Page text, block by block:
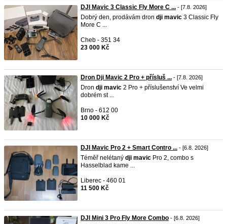
DJI Mavic 3 Classic Fly More C ... - [7.8. 2026]
Dobrý den, prodávám dron dji mavic 3 Classic Fly
More C ...
Cheb - 351 34
23 000 Kč
Dron Dji Mavic 2 Pro + přísluš ... - [7.8. 2026]
Dron dji mavic 2 Pro + příslušenství Ve velmi
dobrém st ...
Brno - 612 00
10 000 Kč
DJI Mavic Pro 2 + Smart Contro ... - [6.8. 2026]
Téměř nelétaný dji mavic Pro 2, combo s
Hasselblad kame ...
Liberec - 460 01
11 500 Kč
DJI Mini 3 Pro Fly More Combo - [6.8. 2026]